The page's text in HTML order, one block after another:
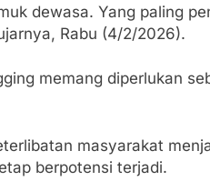
dewasa. Yang paling
Rabu (4/2/2026).
memang diperlukan
masyarakat
berpotensi terjadi.